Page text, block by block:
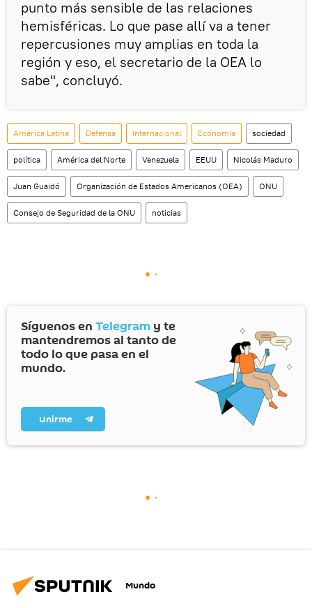
punto más sensible de las relaciones
hemisféricas. Lo que pase allí va a tener
repercusiones muy amplias en toda la
región y eso, el secretario de la OEA lo
sabe", concluyó.
América Latina Defensa Internacional Economía sociedad
política América del Norte Venezuela EEUU Nicolás Maduro
Juan Guaidó Organización de Estados Americanos (OEA) ONU
Consejo de Seguridad de la ONU noticias
Síguenos en Telegram y te
mantendremos al tanto de
todo lo que pasa en el
mundo.
Unirme
Mundo